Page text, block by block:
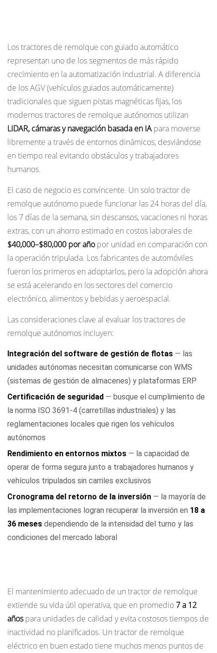
Los tractores de remolque con guiado automático
representan uno de los segmentos de más rápido
crecimiento en la automatización industrial. A diferencia
de los AGV (vehículos guiados automáticamente)
tradicionales que siguen pistas magnéticas fijas, los
modernos tractores de remolque autónomos utilizan
LiDAR, cámaras y navegación basada en IApara moverse
libremente a través de entornos dinámicos, desviándose
en tiempo real evitando obstáculos y trabajadores
humanos.
El caso de negocio es convincente. Un solo tractor de
remolque autónomo puede funcionar las 24 horas del día,
los 7 días de la semana, sin descansos, vacaciones ni horas
extras, con un ahorro estimado en costos laborales de
$40,000–$80,000 por año por unidad en comparación con
la operación tripulada. Los fabricantes de automóviles
fueron los primeros en adoptarlos, pero la adopción ahora
se está acelerando en los sectores del comercio
electrónico, alimentos y bebidas y aeroespacial.
Las consideraciones clave al evaluar los tractores de
remolque autónomos incluyen:
Integración del software de gestión de flotas — las
unidades autónomas necesitan comunicarse con WMS
(sistemas de gestión de almacenes) y plataformas ERP
Certificación de seguridad — busque el cumplimiento de
la norma ISO 3691-4 (carretillas industriales) y las
reglamentaciones locales que rigen los vehículos
autónomos
Rendimiento en entornos mixtos — la capacidad de
operar de forma segura junto a trabajadores humanos y
vehículos tripulados sin carriles exclusivos
Cronograma del retorno de la inversión — la mayoría de
las implementaciones logran recuperar la inversión en 18 a
36 meses dependiendo de la intensidad del turno y las
condiciones del mercado laboral
El mantenimiento adecuado de un tractor de remolque
extiende su vida útil operativa, que en promedio7 a 12
añospara unidades de calidad y evita costosos tiempos de
inactividad no planificados. Un tractor de remolque
eléctrico en buen estado tiene muchos menos puntos de